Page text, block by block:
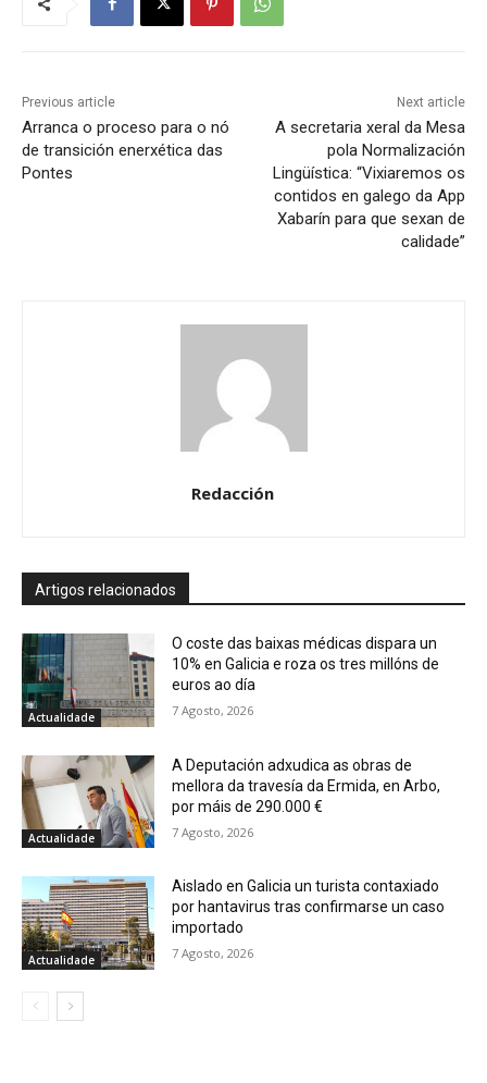
Previous article
Arranca o proceso para o nó
de transición enerxética das
Pontes
Next article
A secretaria xeral da Mesa
pola Normalización
Lingüística: “Vixiaremos os
contidos en galego da App
Xabarín para que sexan de
calidade”
Redacción
Artigos relacionados
Actualidade
O coste das baixas médicas dispara un
10% en Galicia e roza os tres millóns de
euros ao día
7 Agosto, 2026
Actualidade
A Deputación adxudica as obras de
mellora da travesía da Ermida, en Arbo,
por máis de 290.000 €
7 Agosto, 2026
Actualidade
Aislado en Galicia un turista contaxiado
por hantavirus tras confirmarse un caso
importado
7 Agosto, 2026